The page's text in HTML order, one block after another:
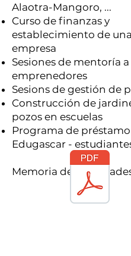
Alaotra-Mangoro, ...
Curso de finanzas y
establecimiento de una
empresa
Sesiones de mentoría a
emprenedores
Sesions de gestión de
Construcción de
pozos en escuelas
Programa de préstamo
Edugascar -
Memoria de